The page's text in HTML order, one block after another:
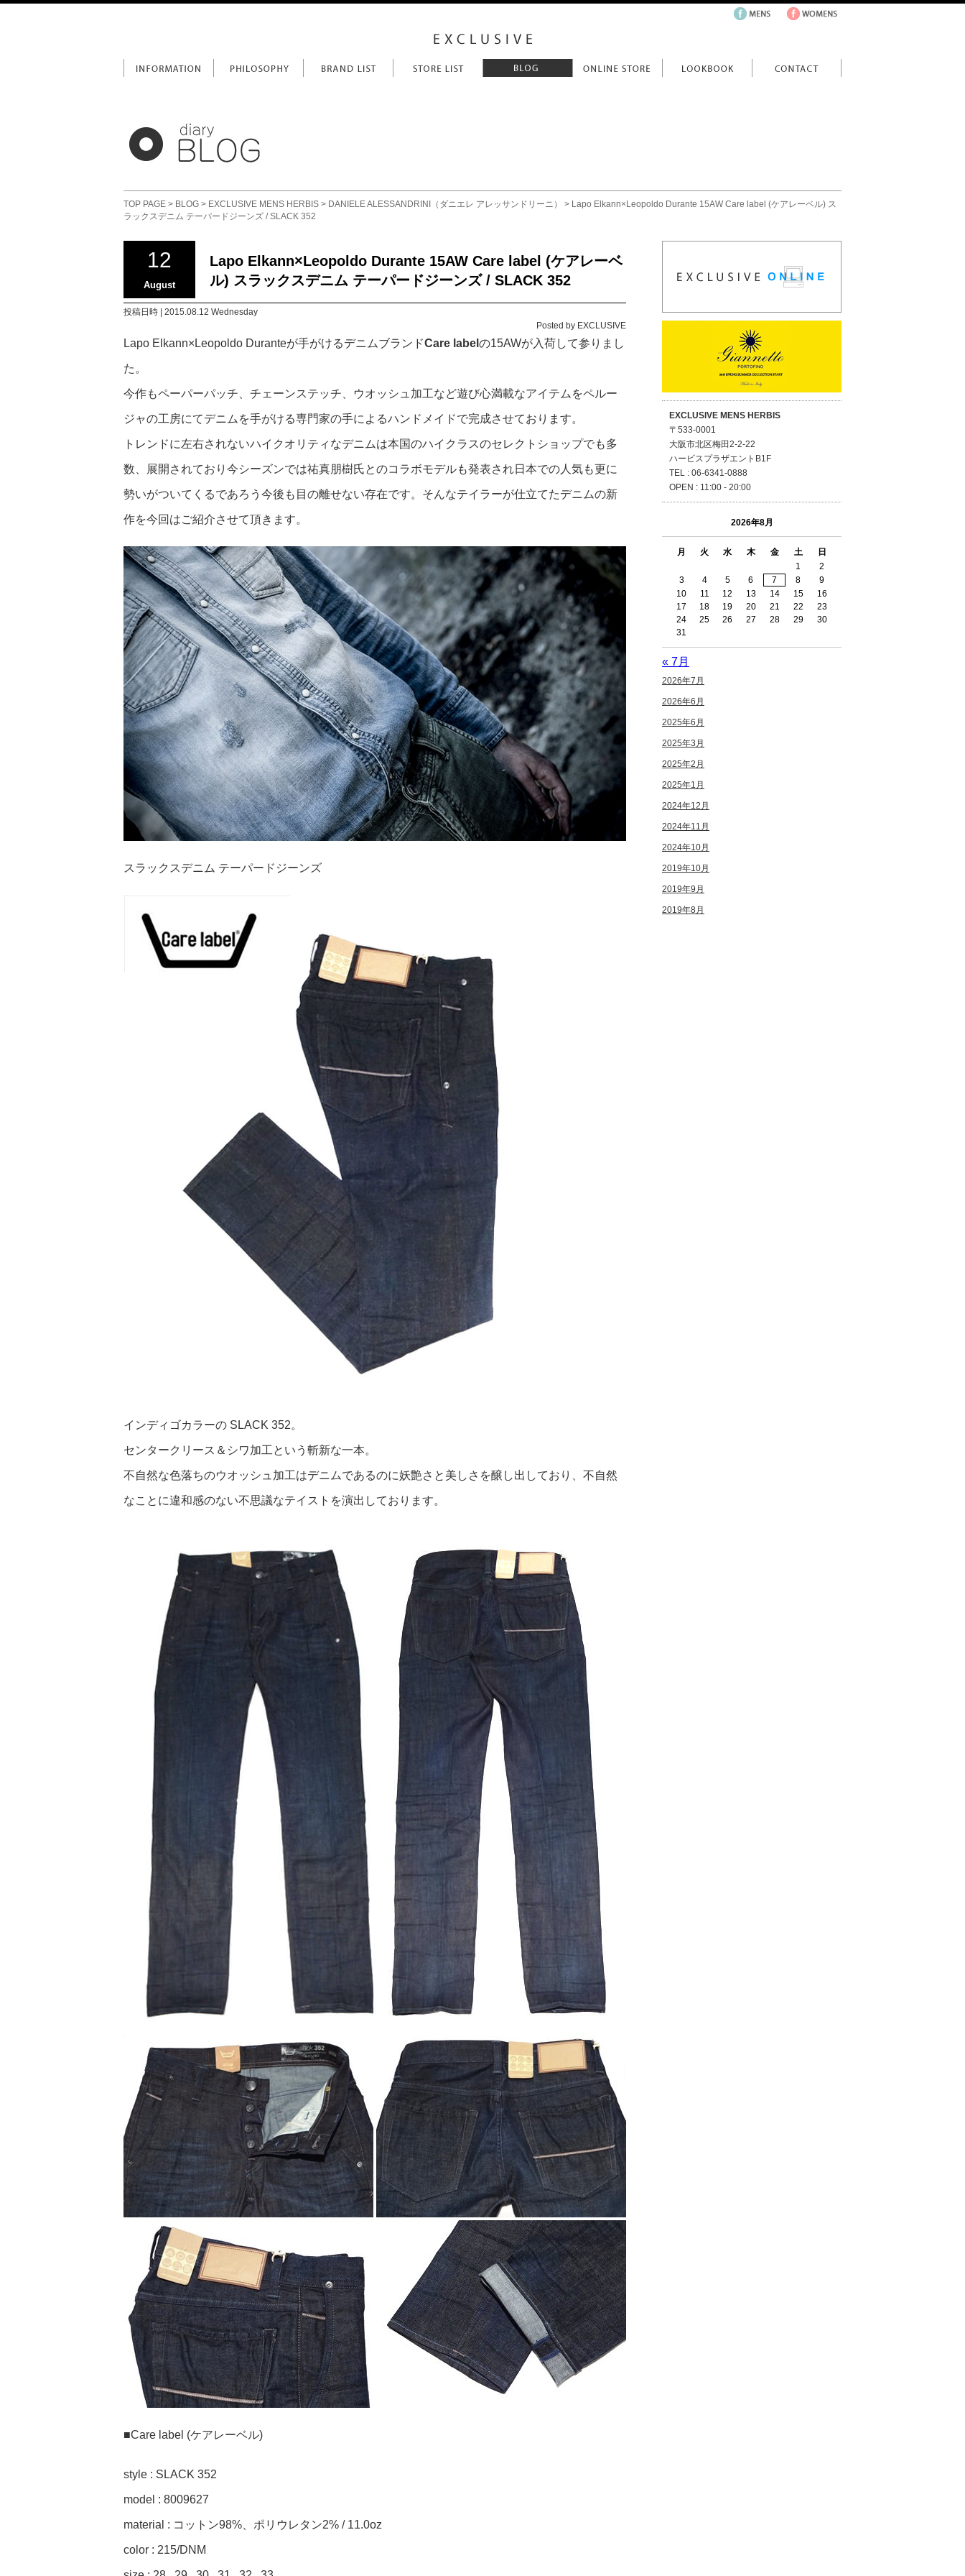
TOP PAGE > BLOG > EXCLUSIVE MENS HERBIS > DANIELE ALESSANDRINI（ダニエレ アレッサンドリーニ）
> Lapo Elkann×Leopoldo Durante 15AW Care label (ケアレーベル) ス
ラックスデニム テーパードジーンズ / SLACK 352
12
August
Lapo Elkann×Leopoldo Durante 15AW Care label (ケアレーベ
ル) スラックスデニム テーパードジーンズ / SLACK 352
投稿日時 | 2015.08.12 Wednesday
Posted by EXCLUSIVE
Lapo Elkann×Leopoldo Duranteが手がけるデニムブランドCare label の15AWが入荷して参りまし
た。
今作もペーパーパッチ、チェーンステッチ、ウオッシュ加工など遊び心満載なアイテムをペルー
ジャの工房にてデニムを手がける専門家の手によるハンドメイドで完成させております。
トレンドに左右されないハイクオリティなデニムは本国のハイクラスのセレクトショップでも多
数、展開されており今シーズンでは祐真朋樹氏とのコラボモデルも発表され日本での人気も更に
勢いがついてくるであろう今後も目の離せない存在です。そんなテイラーが仕立てたデニムの新
作を今回はご紹介させて頂きます。
スラックスデニム テーパードジーンズ
インディゴカラーの SLACK 352。
センタークリース＆シワ加工という斬新な一本。
不自然な色落ちのウオッシュ加工はデニムであるのに妖艶さと美しさを醸し出しており、不自然
なことに違和感のない不思議なテイストを演出しております。
■Care label (ケアレーベル)
style : SLACK 352
model : 8009627
material : コットン98%、ポリウレタン2% / 11.0oz
color : 215/DNM
EXCLUSIVE MENS HERBIS
〒533-0001
大阪市北区梅田2-2-22
ハービスプラザエントB1F
TEL : 06-6341-0888
OPEN : 11:00 - 20:00
2026年8月
月 火 水 木 金 土
日
1
2
3
4 5 6 7 8
9
10
11 12 13 14 15
16
17
18 19 20 21 22
23
24
25 26 27 28 29
30
31
« 7月
2026年7月
2026年6月
2025年6月
2025年3月
2025年2月
2025年1月
2024年12月
2024年11月
2024年10月
2019年10月
2019年9月
2019年8月